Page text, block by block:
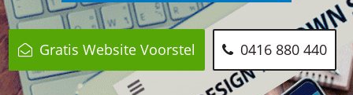
Gratis Website Voorstel 0416 880 440